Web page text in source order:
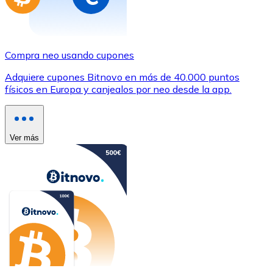
Compra neo usando cupones
Adquiere cupones Bitnovo en más de 40.000 puntos
físicos en Europa y canjealos por neo desde la app.
Ver más